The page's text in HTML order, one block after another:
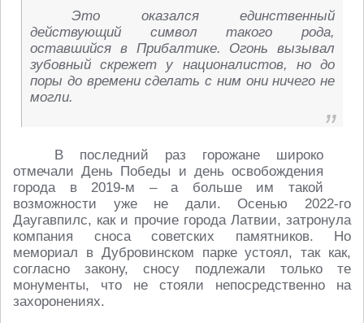
Это оказался единственный
действующий символ такого рода,
оставшийся в Прибалтике. Огонь вызывал
зубовный скрежет у националистов, но до
поры до времени сделать с ним они ничего не
могли.
В последний раз горожане широко
отмечали День Победы и день освобождения
города в 2019-м – а больше им такой
возможности уже не дали. Осенью 2022-го
Даугавпилс, как и прочие города Латвии, затронула
компания сноса советских памятников. Но
мемориал в Дубровинском парке устоял, так как,
согласно закону, сносу подлежали только те
монументы, что не стояли непосредственно на
захоронениях.